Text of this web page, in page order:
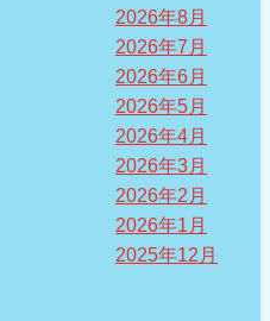
2026年8月
2026年7月
2026年6月
2026年5月
2026年4月
2026年3月
2026年2月
2026年1月
2025年12月